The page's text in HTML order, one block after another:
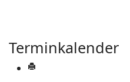
Terminkalender